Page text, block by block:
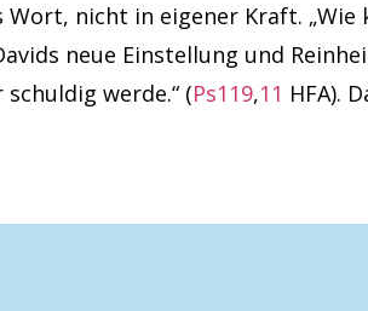
nicht in eigener Kraft. „Wie
neue Einstellung und
werde.“ (Ps119,11 HFA).